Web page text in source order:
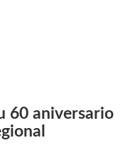
60 aniversario